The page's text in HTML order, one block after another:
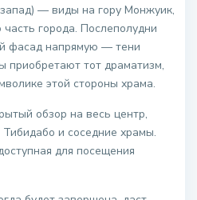
— виды на гору Монжуик,
города. Послеполудни
фасад напрямую — тени
приобретают тот драматизм,
этой стороны храма.
обзор на весь центр,
и соседние храмы.
для посещения